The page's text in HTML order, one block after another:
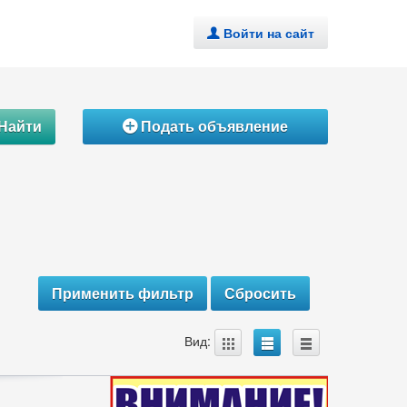
. Войти на сайт
ÁПодать объявление
Вид: A B C